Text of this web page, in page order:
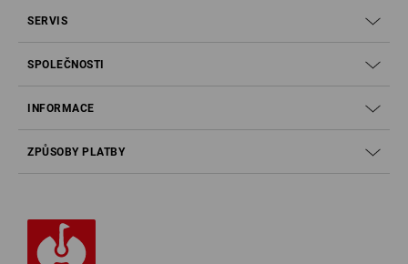
SERVIS
SPOLEČNOSTI
INFORMACE
ZPŮSOBY PLATBY